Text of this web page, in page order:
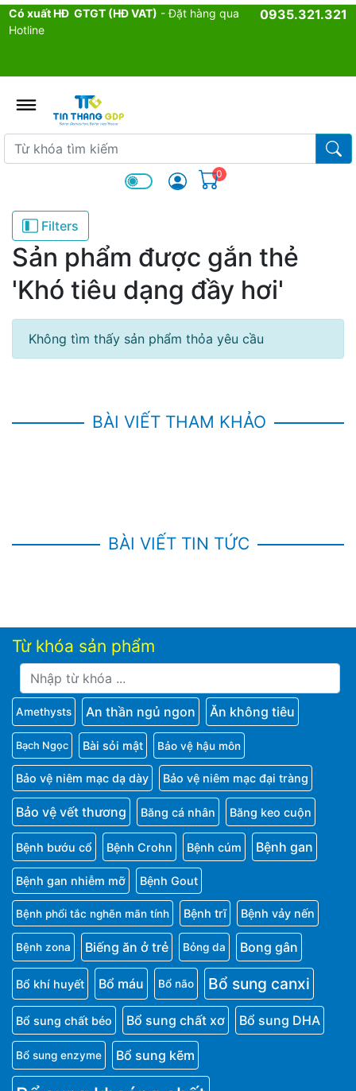
Có xuất HĐ GTGT (HĐ VAT) - Đặt hàng qua
Hotline
0935.321.321
Từ khóa tìm kiếm
Từ
0
Filters
Sản phẩm được gắn thẻ
'Khó tiêu dạng đầy hơi'
Không tìm thấy sản phẩm thỏa yêu cầu
BÀI VIẾT THAM KHẢO
BÀI VIẾT TIN TỨC
Từ khóa sản phẩm
Amethysts An thần ngủ ngon Ăn không tiêu
Bạch Ngọc Bài sỏi mật Bảo vệ hậu môn
Bảo vệ niêm mạc dạ dày Bảo vệ niêm mạc đại tràng
Bảo vệ vết thương Băng cá nhân Băng keo cuộn
Bệnh bướu cổ Bệnh Crohn Bệnh cúm Bệnh gan
Bệnh gan nhiễm mỡ Bệnh Gout
Bệnh phổi tắc nghẽn mãn tính Bệnh trĩ Bệnh vảy nến
Bệnh zona Biếng ăn ở trẻ Bỏng da Bong gân
Bổ khí huyết Bổ máu Bổ não Bổ sung canxi
Bổ sung chất béo Bổ sung chất xơ Bổ sung DHA
Bổ sung enzyme Bổ sung kẽm